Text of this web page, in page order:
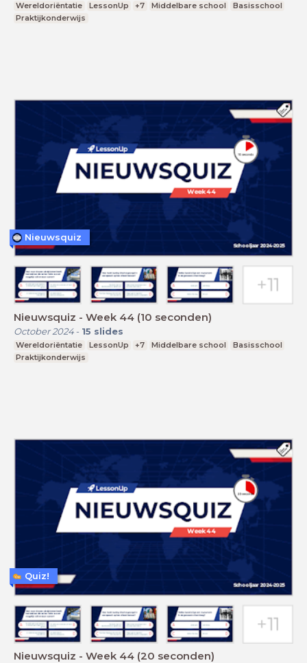
Wereldoriëntatie LessonUp +7 Middelbare school
Basisschool
Praktijkonderwijs
Nieuwsquiz - Week 44 (10 seconden)
October 2024- 15 slides
Wereldoriëntatie LessonUp +7 Middelbare school
Basisschool
Praktijkonderwijs
Nieuwsquiz
Nieuwsquiz - Week 44 (20 seconden)
Quiz!